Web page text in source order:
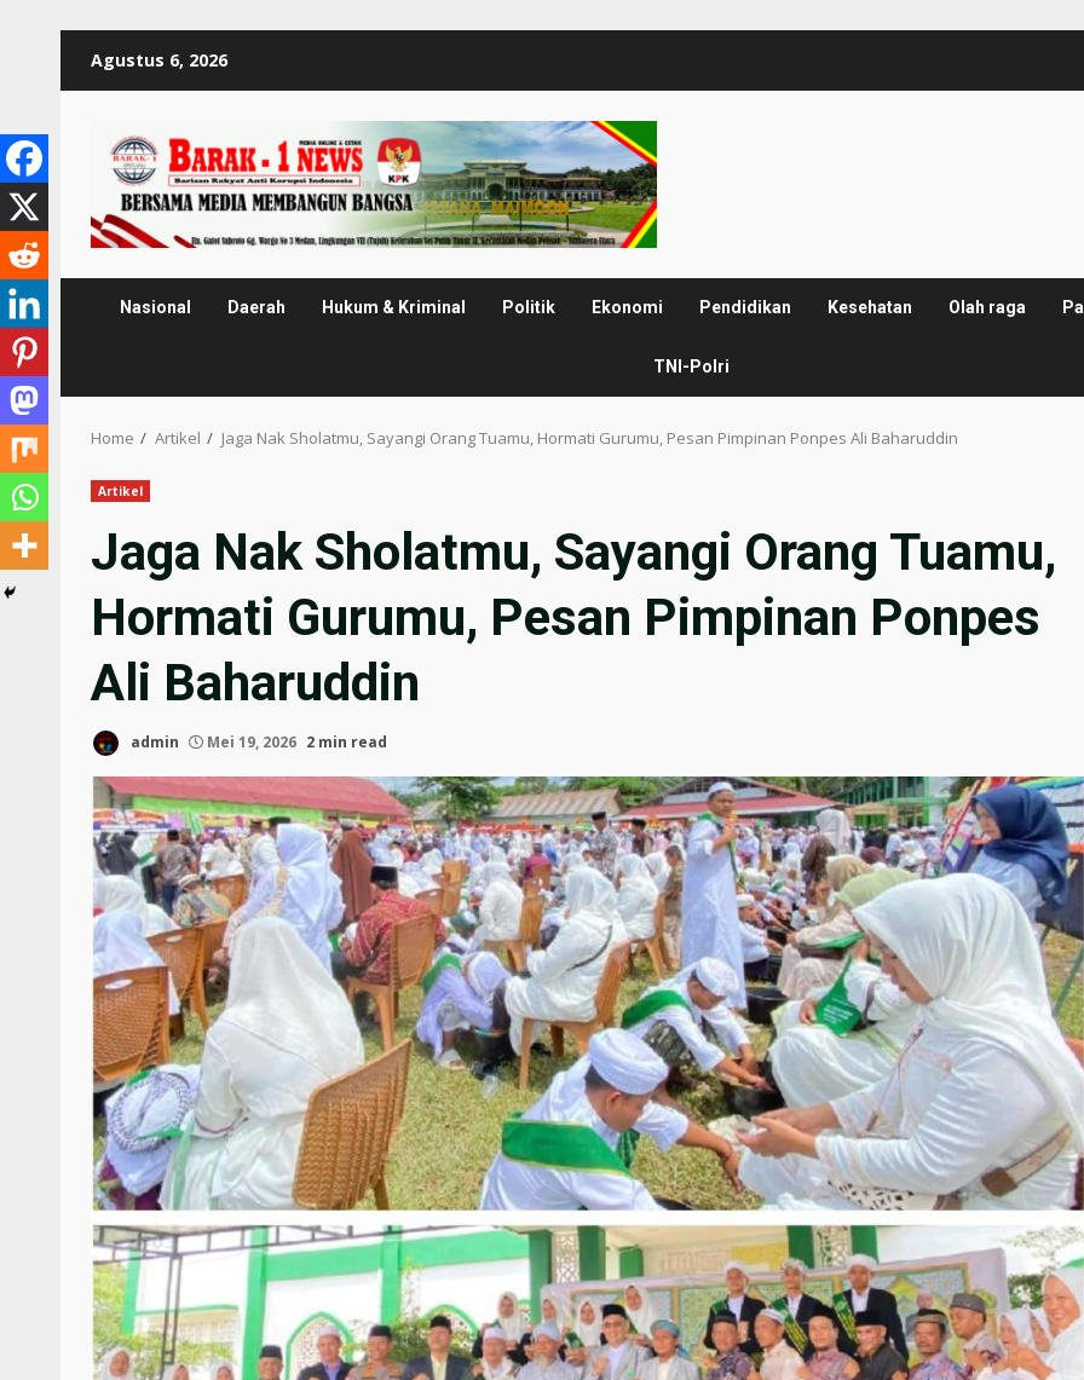
Agustus 6, 2026
Nasional Daerah Hukum & Kriminal Politik Ekonomi Pendidikan Kesehatan Olah raga
TNI-Polri
Home Artikel Jaga Nak Sholatmu, Sayangi Orang Tuamu, Hormati Gurumu, Pesan Pimpinan Ponpes Ali Baharuddin
Artikel
Jaga Nak Sholatmu, Sayangi Orang Tuamu,
Hormati Gurumu, Pesan Pimpinan Ponpes
Ali Baharuddin
admin Mei 19, 2026 2 min read